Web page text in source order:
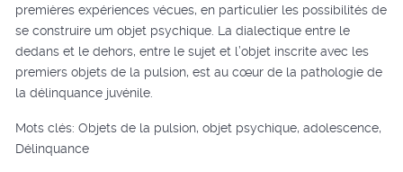
premières expériences vécues, en particulier les possibilités de
se construire um objet psychique. La dialectique entre le
dedans et le dehors, entre le sujet et l’objet inscrite avec les
premiers objets de la pulsion, est au cœur de la pathologie de
la délinquance juvénile.
Mots clés: Objets de la pulsion, objet psychique, adolescence,
Délinquance